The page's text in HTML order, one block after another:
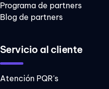
mejora continua
ambiental
SG-SST
Programa de partners
Blog de partners
Servicio al cliente
Atención PQR's